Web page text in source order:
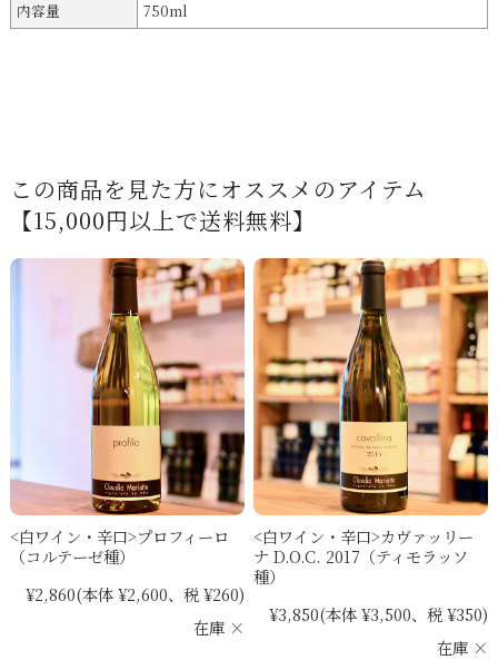
内容量 750ml
この商品を見た方にオススメのアイテム
【15,000円以上で送料無料】
<白ワイン・辛口>プロフィーロ
（コルテーゼ種）
¥2,860(本体 ¥2,600、税 ¥260)
在庫 ×
<白ワイン・辛口>カヴァッリー
ナ D.O.C. 2017（ティモラッソ
種）
¥3,850(本体 ¥3,500、税 ¥350)
在庫 ×